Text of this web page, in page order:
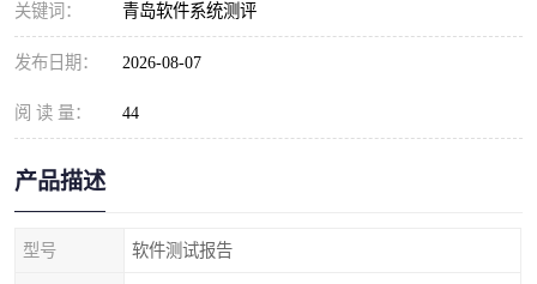
关键词： 青岛软件系统测评
发布日期： 2026-08-07
阅 读 量： 44
产品描述
型号 软件测试报告